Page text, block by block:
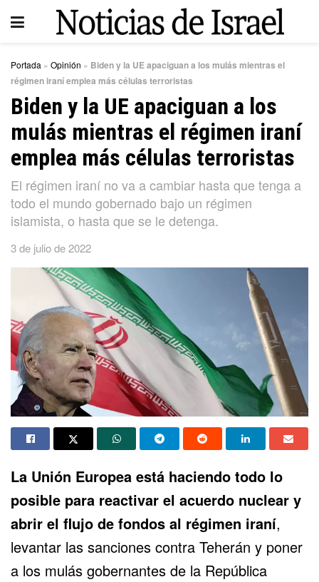
Portada » Opinión » Biden y la UE apaciguan a los mulás mientras el
régimen iraní emplea más células terroristas
Biden y la UE apaciguan a los
mulás mientras el régimen iraní
emplea más células terroristas
El régimen iraní no va a cambiar hasta que tenga a
todo el mundo gobernado bajo un régimen
islamista, o hasta que se le detenga.
3 de julio de 2022
La Unión Europea está haciendo todo lo
posible para reactivar el acuerdo nuclear y
abrir el flujo de fondos al régimen iraní,
levantar las sanciones contra Teherán y poner
a los mulás gobernantes de la República